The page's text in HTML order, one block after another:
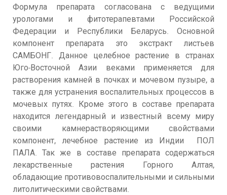
Формула препарата согласована с ведущими
урологами и фитотерапевтами Российской
Федерации и Республики Беларусь. Основной
компонент препарата это экстракт листьев
САМБОНГ. Данное целебное растение в странах
Юго-Восточной Азии веками применяется для
растворения камней в почках и мочевом пузыре, а
также для устранения воспалительных процессов в
мочевых путях. Кроме этого в составе препарата
находится легендарный и известный всему миру
своими камнерастворяющими свойствами
компонент, лечебное растение из Индии ПОЛ
ПАЛА. Так же в составе препарата содержаться
лекарственные растения Горного Алтая,
обладающие противовоспалительными и сильными
литолитическими свойствами.